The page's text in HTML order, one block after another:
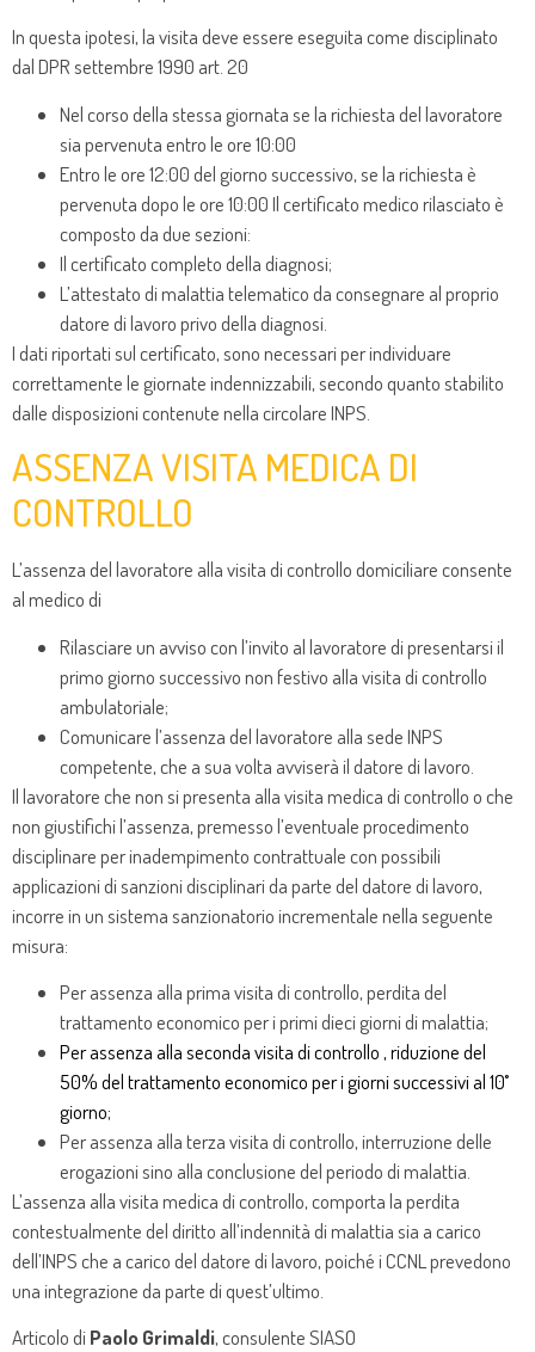
In questa ipotesi, la visita deve essere eseguita come disciplinato
dal DPR settembre 1990 art. 20
Nel corso della stessa giornata se la richiesta del lavoratore
sia pervenuta entro le ore 10:00
Entro le ore 12:00 del giorno successivo, se la richiesta è
pervenuta dopo le ore 10:00 Il certificato medico rilasciato è
composto da due sezioni:
Il certificato completo della diagnosi;
L’attestato di malattia telematico da consegnare al proprio
datore di lavoro privo della diagnosi.
I dati riportati sul certificato, sono necessari per individuare
correttamente le giornate indennizzabili, secondo quanto stabilito
dalle disposizioni contenute nella circolare INPS.
ASSENZA VISITA MEDICA DI
CONTROLLO
L’assenza del lavoratore alla visita di controllo domiciliare consente
al medico di
Rilasciare un avviso con l’invito al lavoratore di presentarsi il
primo giorno successivo non festivo alla visita di controllo
ambulatoriale;
Comunicare l’assenza del lavoratore alla sede INPS
competente, che a sua volta avviserà il datore di lavoro.
Il lavoratore che non si presenta alla visita medica di controllo o che
non giustifichi l’assenza, premesso l’eventuale procedimento
disciplinare per inadempimento contrattuale con possibili
applicazioni di sanzioni disciplinari da parte del datore di lavoro,
incorre in un sistema sanzionatorio incrementale nella seguente
misura:
Per assenza alla prima visita di controllo, perdita del
trattamento economico per i primi dieci giorni di malattia;
Per assenza alla seconda visita di controllo , riduzione del
50% del trattamento economico per i giorni successivi al 10˚
giorno;
Per assenza alla terza visita di controllo, interruzione delle
erogazioni sino alla conclusione del periodo di malattia.
L’assenza alla visita medica di controllo, comporta la perdita
contestualmente del diritto all’indennità di malattia sia a carico
dell’INPS che a carico del datore di lavoro, poiché i CCNL prevedono
una integrazione da parte di quest’ultimo.
Articolo diPaolo Grimaldi, consulente SIASO